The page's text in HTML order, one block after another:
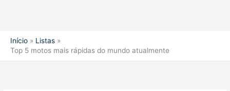
Início
Listas
Top 5 motos mais rápidas do mundo atualmente